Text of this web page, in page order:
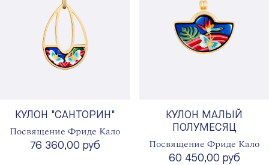
КУЛОН "САНТОРИН"
Посвящение Фриде Кало
76 360,00 руб
КУЛОН МАЛЫЙ
ПОЛУМЕСЯЦ
Посвящение Фриде Кало
60 450,00 руб